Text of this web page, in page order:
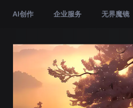
AI创作 企业服务 无界魔镜